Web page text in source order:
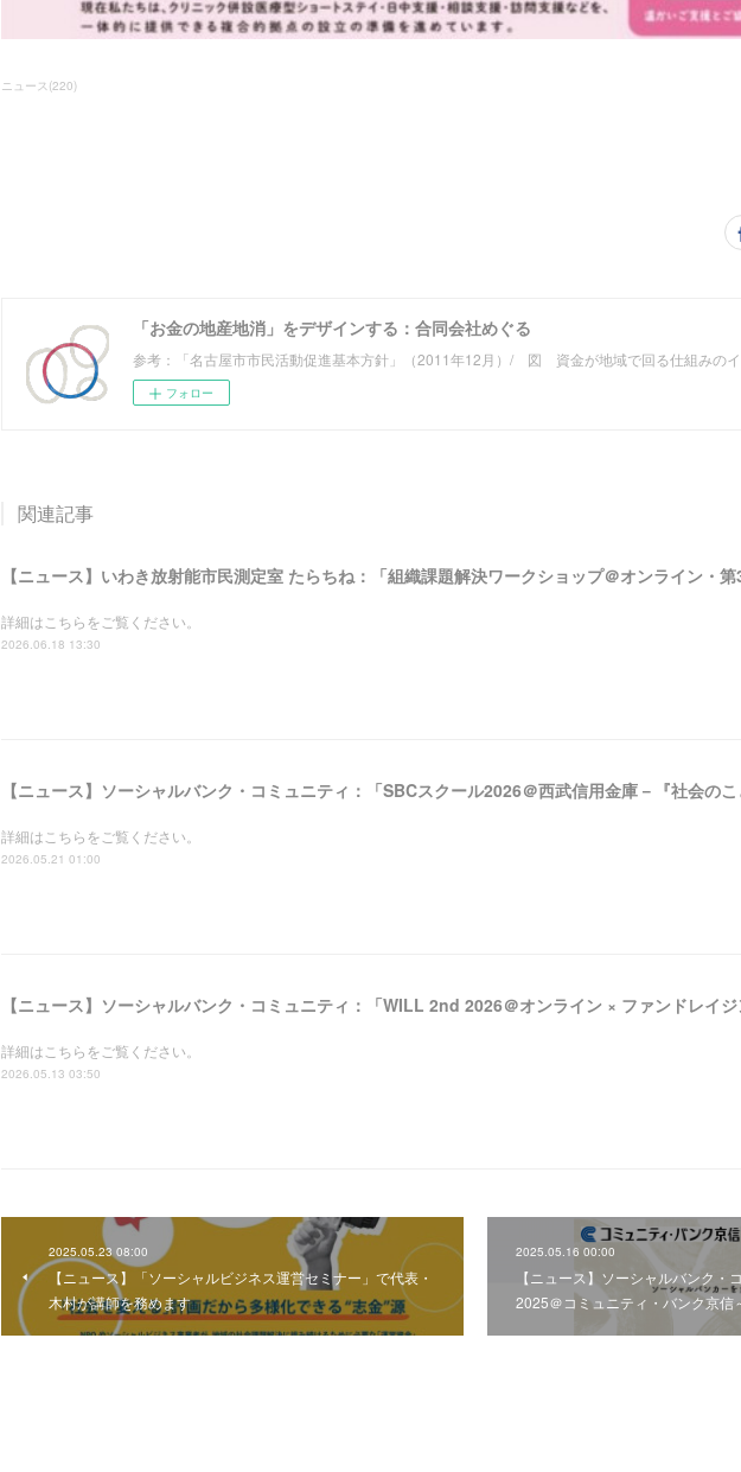
ニュース (220)
「お金の地産地消」をデザインする：合同会社めぐる
参考：「名古屋市市民活動促進基本方針」（2011年12月）/ 図 資金が地域で回る仕組みの
フォロー
関連記事
詳細はこちらをご覧ください。
2026.06.18 13:30
詳細はこちらをご覧ください。
2026.05.21 01:00
詳細はこちらをご覧ください。
2026.05.13 03:50
2025.05.23 08:00
【ニュース】「ソーシャルビジネス運営セミナー」で代表・
木村が講師を務めます
2025.05.16 00:00
【ニュース】ソーシャルバンク・
2025＠コミュニティ・バンク京